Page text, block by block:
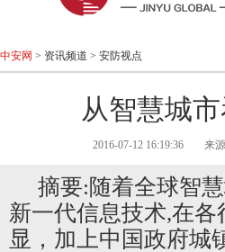
中安网 > 资讯频道 > 安防视点
从智慧城
2016-07-12 16:19:36 来
摘要:随着全球智
新一代信息技术,在
显，加上中国政府城